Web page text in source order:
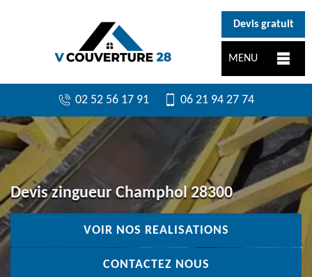
Devis gratuit
MENU
02 52 56 17 91 06 21 94 27 74
Devis zingueur Champhol 28300
VOIR NOS REALISATIONS
CONTACTEZ NOUS